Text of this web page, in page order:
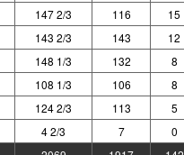
147 2/3 116 15
143 2/3 143 12
148 1/3 132 8
108 1/3 106 8
124 2/3 113 5
4 2/3 7 0